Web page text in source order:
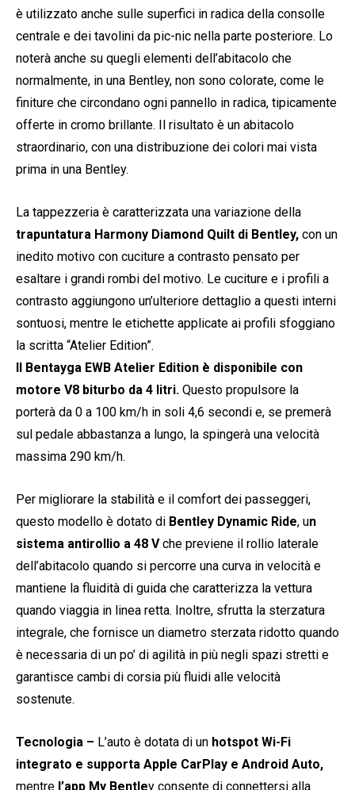
è utilizzato anche sulle superfici in radica della consolle
centrale e dei tavolini da pic-nic nella parte posteriore. Lo
noterà anche su quegli elementi dell’abitacolo che
normalmente, in una Bentley, non sono colorate, come le
finiture che circondano ogni pannello in radica, tipicamente
offerte in cromo brillante. Il risultato è un abitacolo
straordinario, con una distribuzione dei colori mai vista
prima in una Bentley.
La tappezzeria è caratterizzata una variazione della
trapuntatura Harmony Diamond Quilt di Bentley, con un
inedito motivo con cuciture a contrasto pensato per
esaltare i grandi rombi del motivo. Le cuciture e i profili a
contrasto aggiungono un’ulteriore dettaglio a questi interni
sontuosi, mentre le etichette applicate ai profili sfoggiano
la scritta “Atelier Edition”.
Il Bentayga EWB Atelier Edition è disponibile con
motore V8 biturbo da 4 litri. Questo propulsore la
porterà da 0 a 100 km/h in soli 4,6 secondi e, se premerà
sul pedale abbastanza a lungo, la spingerà una velocità
massima 290 km/h.
Per migliorare la stabilità e il comfort dei passeggeri,
questo modello è dotato di Bentley Dynamic Ride, un
sistema antirollio a 48 Vche previene il rollio laterale
dell’abitacolo quando si percorre una curva in velocità e
mantiene la fluidità di guida che caratterizza la vettura
quando viaggia in linea retta. Inoltre, sfrutta la sterzatura
integrale, che fornisce un diametro sterzata ridotto quando
è necessaria di un po’ di agilità in più negli spazi stretti e
garantisce cambi di corsia più fluidi alle velocità
sostenute.
Tecnologia – L’auto è dotata di un hotspot Wi-Fi
integrato e supporta Apple CarPlay e Android Auto,
mentre l’app My Bentley consente di connettersi alla